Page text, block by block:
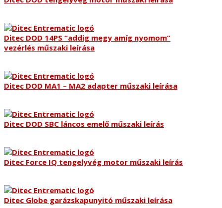
Ditec DOD 14PS “addig megy amíg nyomom”
vezérlés műszaki leírása
Ditec DOD MA1 – MA2 adapter műszaki leírása
Ditec DOD SBC láncos emelő műszaki leírás
Ditec Force IQ tengelyvég motor műszaki leírás
Ditec Globe garázskapunyitó műszaki leírása